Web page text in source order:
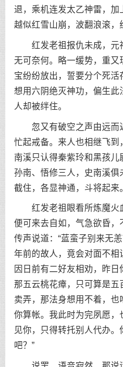
退，乘机连发太乙神雷，
越似红雪山崩，波翻浪滚，
红发老祖报仇未成，元
无可奈何。略一缓势，重
宝纷纷放出，誓要分个死活
想用六阴绝灭神功，偏生
人却被绊住。
忽又有破空之声由远而近
忙起戒备。来人也相继飞到
南溪只认得秦紫玲和黑孩
孙南、悟修三人，史南溪
截住，各显神通，斗将起来。
红发老祖眼看所炼魔火
便可来去自如，气急欲昏
传声说道：“蓝蛮子别来无
年前的故人，竟会对面不相
因日前有二好友相劝，昨日
那五云桃花瘴，只可算是
卖弄，那法身想用不着，
你算帐。我此时为完夙愿
见你，只得转托别人代办。
吧？”